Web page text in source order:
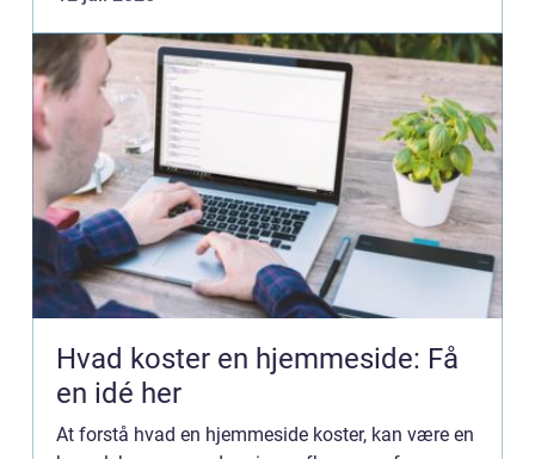
virksomheder vælger d...
Hvad koster en hjemmeside: Få
en idé her
At forstå hvad en hjemmeside koster, kan være en